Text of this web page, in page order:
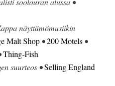
näyttämömusiikin
Malt Shop •200 Motels •
Thing-Fish
suurteos •Selling England